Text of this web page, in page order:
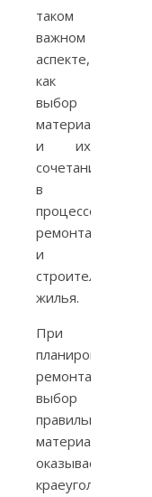
таком
важном
аспекте,
как
выбор
материалов
и их
сочетание
в
процессе
ремонта
и
строительства
жилья.
При
планировании
ремонта,
выбор
правильных
материалов
оказывается
краеугольным